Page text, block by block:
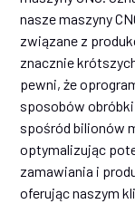
nasze maszyny
związane z
znacznie
pewni, że
sposobów
spośród bilionów
optymalizując
zamawiania i
oferując naszym